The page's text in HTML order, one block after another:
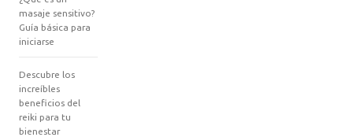
masaje sensitivo?
Guía básica para
iniciarse
Descubre los
increíbles
beneficios del
reiki para tu
bienestar